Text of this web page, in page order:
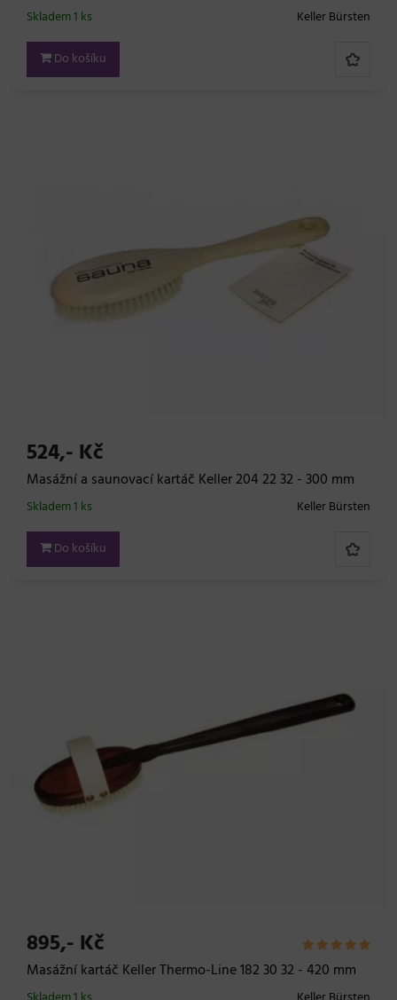
Keller Bürsten
Skladem 1 ks
Do košíku
524,- Kč
Masážní a saunovací kartáč Keller 204 22 32 - 300 mm
Keller Bürsten
Skladem 1 ks
Do košíku
895,- Kč
Masážní kartáč Keller Thermo-Line 182 30 32 - 420 mm